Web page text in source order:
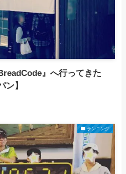
』へ行ってきた
ン】
ランニング